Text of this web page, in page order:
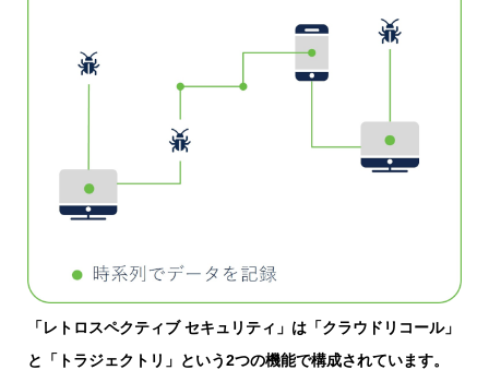
「レトロスペクティブ セキュリティ」は「クラウドリコール」
と「トラジェクトリ」という2つの機能で構成されています。